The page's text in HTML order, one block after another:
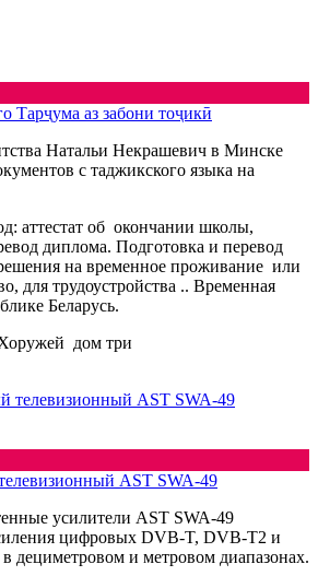
Тарҷума аз забони тоҷикӣ
Натальи Некрашевич в Минске
с таджикского языка на
аттестат об окончании школы,
диплома. Подготовка и перевод
на временное проживание или
для трудоустройства .. Временная
Беларусь.
дом три
AST SWA-49
усилители AST SWA-49
цифровых DVB-T, DVB-T2 и
дециметровом и метровом диапазонах.